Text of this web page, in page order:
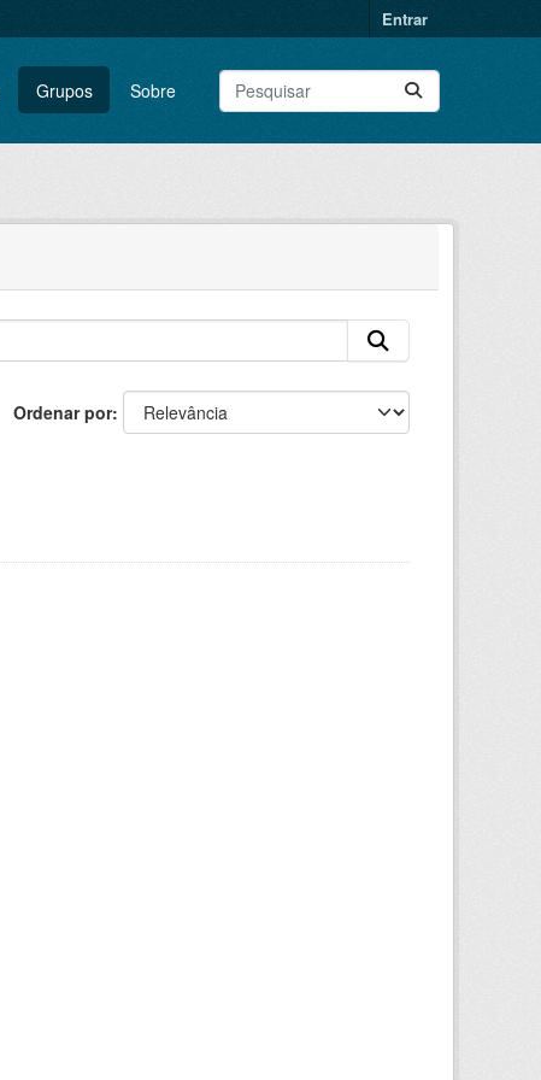
Entrar
Grupos Sobre
Ordenar por